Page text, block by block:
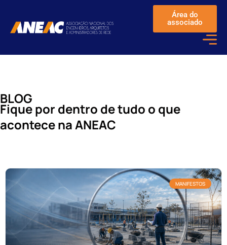
Área do
associado
BLOG
Fique por dentro de tudo o que
acontece na ANEAC
MANIFESTOS